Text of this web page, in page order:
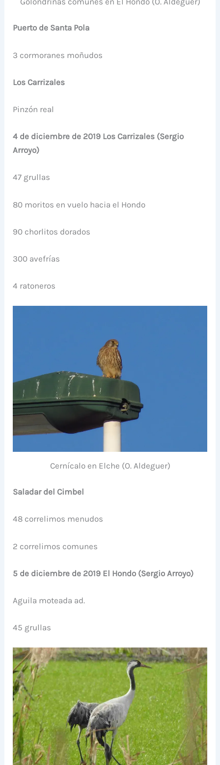
Puerto de Santa Pola
3 cormoranes moñudos
Los Carrizales
Pinzón real
4 de diciembre de 2019 Los Carrizales (Sergio
Arroyo)
47 grullas
80 moritos en vuelo hacia el Hondo
90 chorlitos dorados
300 avefrías
4 ratoneros
Cernícalo en Elche (O. Aldeguer)
Saladar del Cimbel
48 correlimos menudos
2 correlimos comunes
5 de diciembre de 2019 El Hondo (Sergio Arroyo)
Aguila moteada ad.
45 grullas